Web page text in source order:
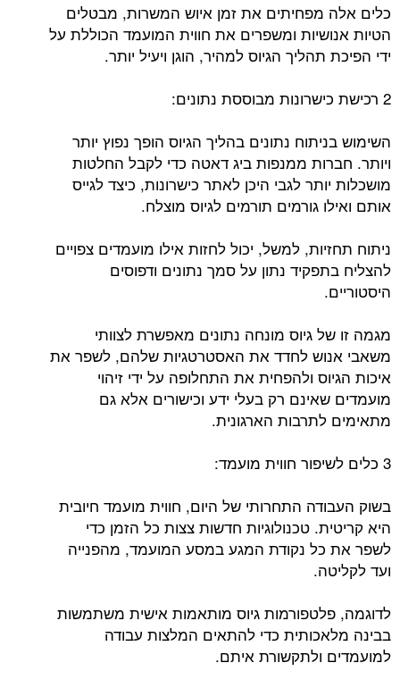
כלים אלה מפחיתים את זמן איוש המשרות, מבטלים
הטיות אנושיות ומשפרים את חווית המועמד הכוללת על
ידי הפיכת תהליך הגיוס למהיר, הוגן ויעיל יותר.
2 רכישת כישרונות מבוססת נתונים:
השימוש בניתוח נתונים בהליך הגיוס הופך נפוץ יותר
ויותר. חברות ממנפות ביג דאטה כדי לקבל החלטות
מושכלות יותר לגבי היכן לאתר כישרונות, כיצד לגייס
אותם ואילו גורמים תורמים לגיוס מוצלח.
ניתוח תחזיות, למשל, יכול לחזות אילו מועמדים צפויים
להצליח בתפקיד נתון על סמך נתונים ודפוסים
היסטוריים.
מגמה זו של גיוס מונחה נתונים מאפשרת לצוותי
משאבי אנוש לחדד את האסטרטגיות שלהם, לשפר את
איכות הגיוס ולהפחית את התחלופה על ידי זיהוי
מועמדים שאינם רק בעלי ידע וכישורים אלא גם
מתאימים לתרבות הארגונית.
3 כלים לשיפור חווית מועמד:
בשוק העבודה התחרותי של היום, חווית מועמד חיובית
היא קריטית. טכנולוגיות חדשות צצות כל הזמן כדי
לשפר את כל נקודת המגע במסע המועמד, מהפנייה
ועד לקליטה.
לדוגמה, פלטפורמות גיוס מותאמות אישית משתמשות
בבינה מלאכותית כדי להתאים המלצות עבודה
למועמדים ולתקשורת איתם.